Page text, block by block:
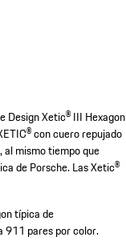
Design Xetic® III Hexagon
con cuero repujado
mismo tiempo que
de Porsche. Las Xetic®
típica de
911 pares por color.